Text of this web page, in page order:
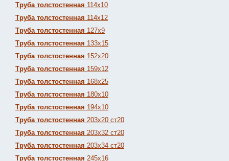
Труба толстостенная 114х10
Труба толстостенная 114х12
Труба толстостенная 127х9
Труба толстостенная 133х15
Труба толстостенная 152х20
Труба толстостенная 159х12
Труба толстостенная 168х25
Труба толстостенная 180х10
Труба толстостенная 194х10
Труба толстостенная 203х20 ст20
Труба толстостенная 203х32 ст20
Труба толстостенная 203х34 ст20
Труба толстостенная 245х16